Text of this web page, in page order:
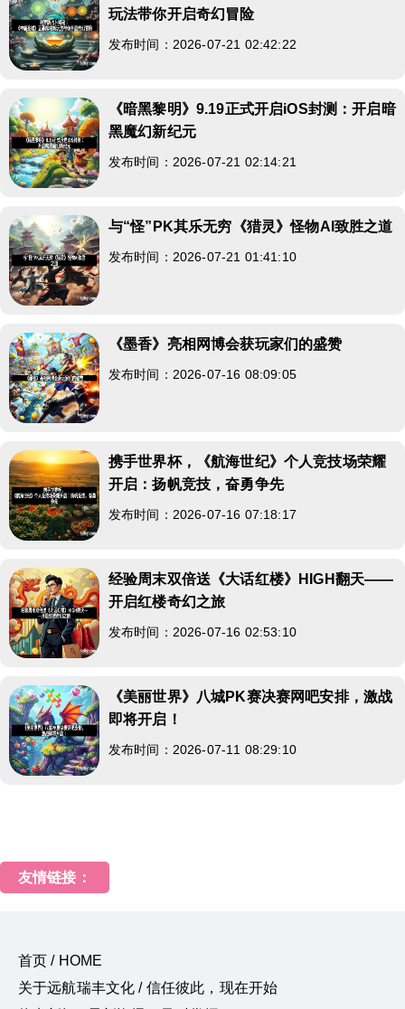
玩法带你开启奇幻冒险
发布时间：2026-07-21 02:42:22
《暗黑黎明》9.19正式开启iOS封测：开启暗
黑魔幻新纪元
发布时间：2026-07-21 02:14:21
与“怪”PK其乐无穷《猎灵》怪物AI致胜之道
发布时间：2026-07-21 01:41:10
《墨香》亮相网博会获玩家们的盛赞
发布时间：2026-07-16 08:09:05
携手世界杯，《航海世纪》个人竞技场荣耀
开启：扬帆竞技，奋勇争先
发布时间：2026-07-16 07:18:17
经验周末双倍送《大话红楼》HIGH翻天——
开启红楼奇幻之旅
发布时间：2026-07-16 02:53:10
《美丽世界》八城PK赛决赛网吧安排，激战
即将开启！
发布时间：2026-07-11 08:29:10
友情链接：
首页 / HOME
关于远航瑞丰文化 / 信任彼此，现在开始